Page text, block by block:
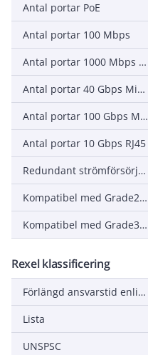
Antal portar PoE
Antal portar 100 Mbps
Antal portar 1000 Mbps POF
Antal portar 40 Gbps Mini GBIC
Antal portar 100 Gbps Mini GBIC
Antal portar 10 Gbps RJ45
Redundant strömförsörjning
Kompatibel med Grade2TV till XP-C 90-483
Kompatibel med Grade3TV till XP-C 90-483
Rexel klassificering
Förlängd ansvarstid enligt ALEM-09
Lista
UNSPSC